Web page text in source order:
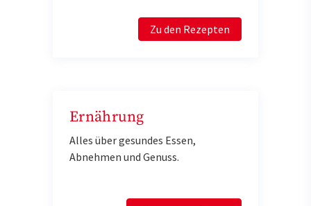
Zu den Rezepten
Ernährung
Alles über gesundes Essen,
Abnehmen und Genuss.